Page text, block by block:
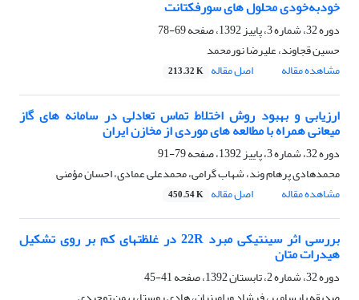
خودبه‌خودی محلول های سورفکتانت
دوره 32، شماره 3، پاییز 1392، صفحه
69-78
حسین قجاوند، علیرضا نورمحمد
مشاهده مقاله
اصل مقاله 213.32 K
ارزیابی و بهبود روش اختلاط تماس تعادلی در سامانه های گاز
میعانی همراه با مطالعه های موردی از مخازن ایران
دوره 32، شماره 3، پاییز 1392، صفحه
79-91
محمدهادی پرهام وند، شهاب گرامی، محمدعلی عمادی، احسان مؤمنی
مشاهده مقاله
اصل مقاله 450.54 K
بررسی اثر سینتیکی مبرد 22R در غلظت‏های کم بر روی تشکیل
هیدرات متان
دوره 32، شماره 2، تابستان 1392، صفحه
41-45